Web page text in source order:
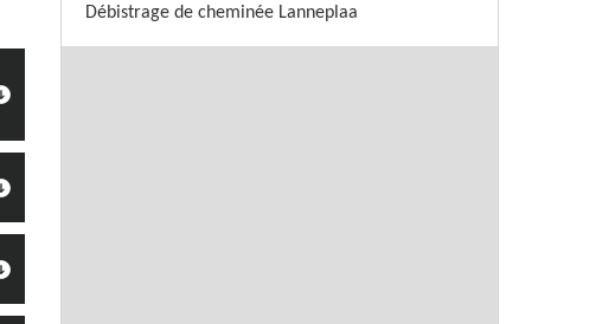
Débistrage de cheminée Lanneplaa